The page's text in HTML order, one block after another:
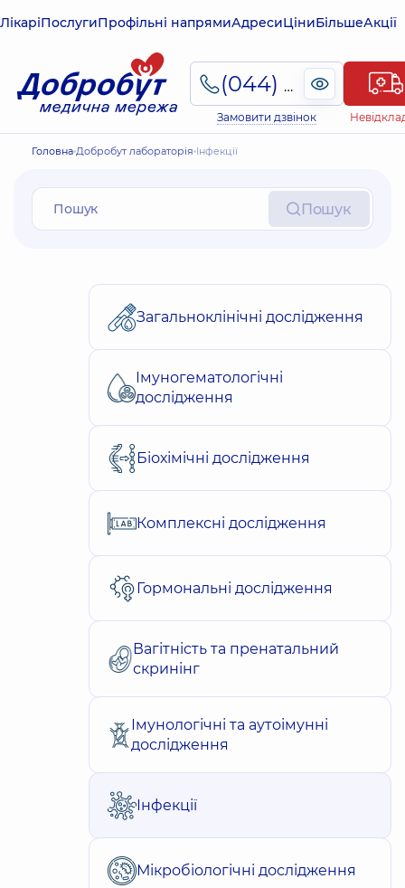
ЛікаріПослугиПрофільні напрямиАдресиЦіниБільшеАкції
(044) 495-2-888
Замовити дзвінок
Головна Добробут лабораторія Інфекції
Пошук
Загальноклінічні дослідження
Імуногематологічні
дослідження
Біохімічні дослідження
Комплексні дослідження
Гормональні дослідження
Вагітність та пренатальний
скринінг
Імунологічні та аутоімунні
дослідження
Інфекції
Мікробіологічні дослідження